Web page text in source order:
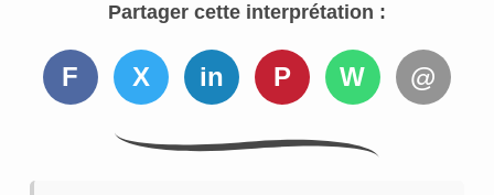
Partager cette interprétation :
F X in P W @